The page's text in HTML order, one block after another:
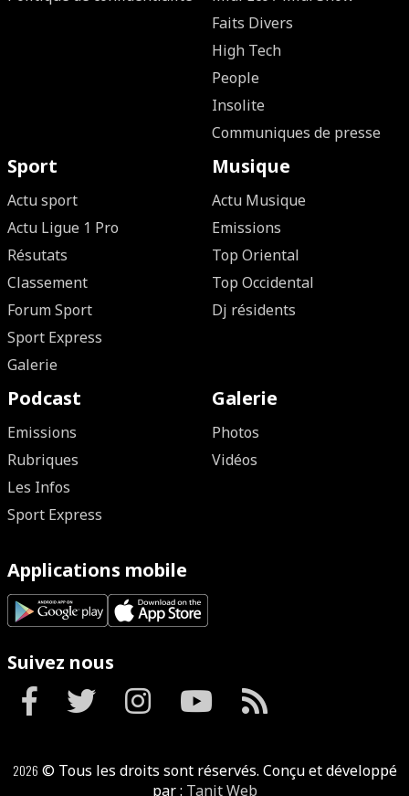
Faits Divers
High Tech
People
Insolite
Communiques de presse
Sport
Actu sport
Actu Ligue 1 Pro
Résutats
Classement
Forum Sport
Sport Express
Galerie
Musique
Actu Musique
Emissions
Top Oriental
Top Occidental
Dj résidents
Podcast
Emissions
Rubriques
Les Infos
Sport Express
Galerie
Photos
Vidéos
Applications mobile
Suivez nous
2026 © Tous les droits sont réservés. Conçu et développé
par : Tanit Web